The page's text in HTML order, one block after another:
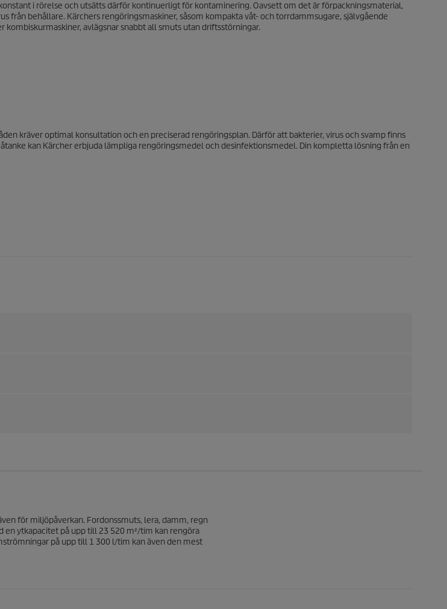
i rörelse och utsätts därför kontinuerligt för kontaminering. Oavsett om det är förpackningsmaterial,
från behållare. Kärchers rengöringsmaskiner, såsom kompakta våt- och torrdammsugare, självgående
kombiskurmaskiner, avlägsnar snabbt all smuts utan driftsstörningar.
kräver optimal konsultation och en preciserad rengöringsplan. Därför att bakterier, virus och svamp finns
kan Kärcher erbjuda lämpliga rengöringsmedel och desinfektionsmedel. Din kompletta lösning från en
för miljöpåverkan. Fordonssmuts, lera, damm, regn
en ytkapacitet på upp till 23 520 m²/tim kan rengöra
på upp till 1 300 l/tim kan även den mest